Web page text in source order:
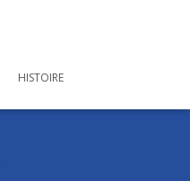
HISTOIRE